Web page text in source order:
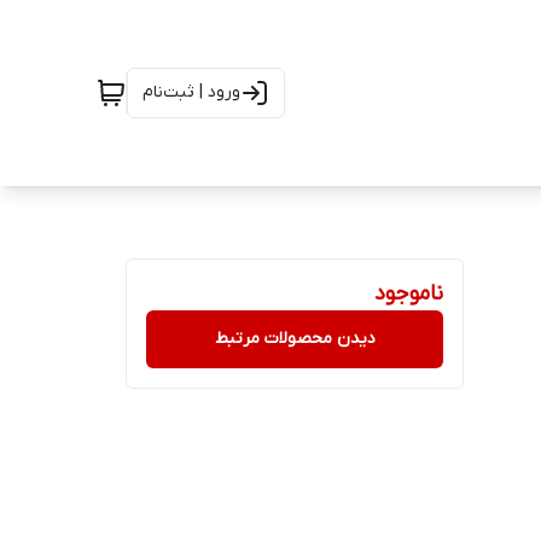
ورود | ثبت‌نام
ناموجود
دیدن محصولات مرتبط